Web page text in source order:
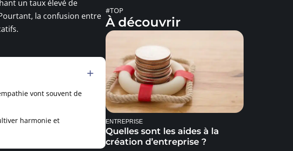
un taux élevé de
la confusion entre
vont souvent de
harmonie et
#TOP
À découvrir
ENTREPRISE
Quelles sont les aides à la
création d’entreprise ?